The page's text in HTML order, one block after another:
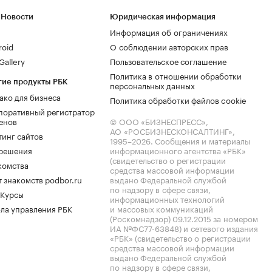
продукты РБК
для бизнеса
регистратор
сайтов
знакомств podbor.ru
управления РБК
Юридическая информация
Информация об ограничениях
О соблюдении авторских прав
Пользовательское соглашение
Политика в отношении обработки
персональных данных
Политика обработки файлов cookie
© ООО «БИЗНЕСПРЕСС»,
АО «РОСБИЗНЕСКОНСАЛТИНГ»,
1995–2026. Сообщения и материалы
информационного агентства «РБК»
(свидетельство о регистрации
средства массовой информации
выдано Федеральной службой
по надзору в сфере связи,
информационных технологий
и массовых коммуникаций
(Роскомнадзор) 09.12.2015 за номером
ИА №ФС77-63848) и сетевого издания
«РБК» (свидетельство о регистрации
средства массовой информации
выдано Федеральной службой
по надзору в сфере связи,